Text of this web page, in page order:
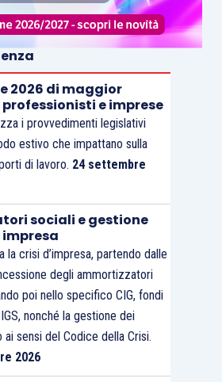
2026 di maggior
e imprese
i provvedimenti legislativi
estivo che impattano sulla
di lavoro. 24 settembre
sociali e gestione
la crisi d’impresa, partendo dalle
degli ammortizzatori
poi nello specifico CIG, fondi
nonché la gestione dei
sensi del Codice della Crisi.
2026